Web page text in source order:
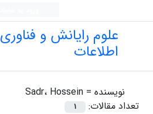
علوم رایانش و فناوری
اطلاعات
نویسنده = Sadr، Hossein
تعداد مقالات:
1